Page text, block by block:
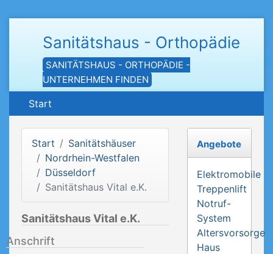
Sanitätshaus - Orthopädie
SANITÄTSHAUS - ORTHOPÄDIE -
UNTERNEHMEN FINDEN
Start
Start
Sanitätshäuser
Nordrhein-Westfalen
Düsseldorf
Sanitätshaus Vital e.K.
Sanitätshaus Vital e.K.
Anschrift
Angebote
Elektromobile
Treppenlift
Notruf-
System
Altersvorsorge
Haus